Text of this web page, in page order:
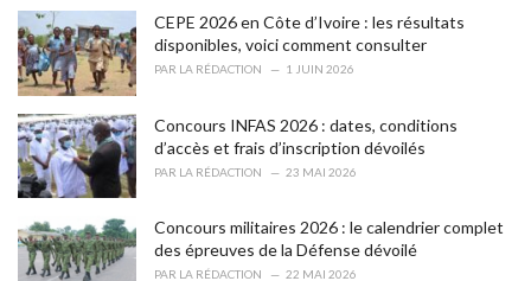
i
e
s
:
CEPE 2026 en Côte d’Ivoire : les résultats
disponibles, voici comment consulter
PAR LA RÉDACTION 1 JUIN 2026
Concours INFAS 2026 : dates, conditions
d’accès et frais d’inscription dévoilés
PAR LA RÉDACTION 23 MAI 2026
Concours militaires 2026 : le calendrier complet
des épreuves de la Défense dévoilé
PAR LA RÉDACTION 22 MAI 2026